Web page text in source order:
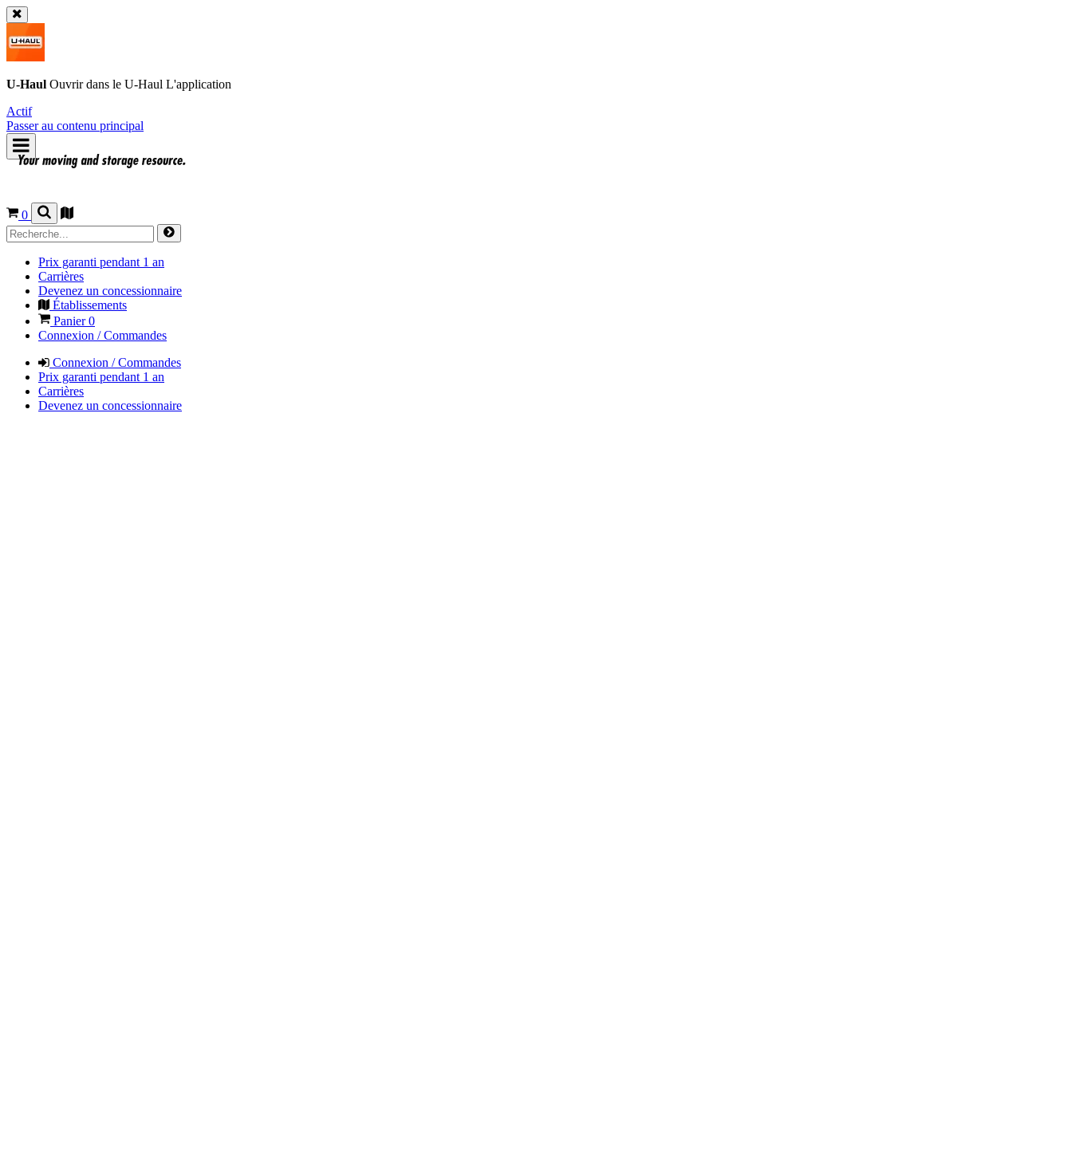
U-Haul Ouvrir dans le U-Haul L'application
Actif
Passer au contenu principal
0
Prix garanti pendant 1 an
Carrières
Devenez un concessionnaire
Établissements
Panier0
Connexion / Commandes
Connexion / Commandes
Prix garanti pendant 1 an
Carrières
Devenez un concessionnaire